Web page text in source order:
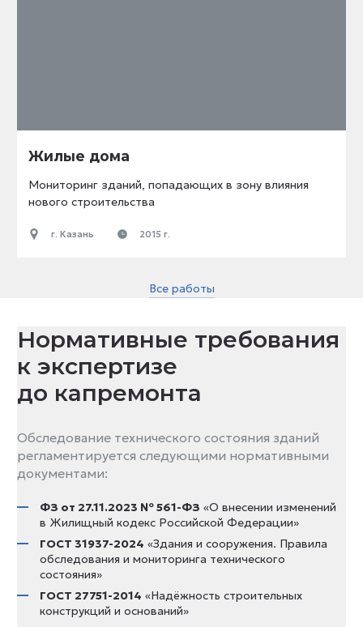
Жилые дома
Мониторинг зданий, попадающих в зону влияния
нового строительства
г. Казань 2015 г.
Все работы
Нормативные требования
к экспертизе
до капремонта
Обследование технического состояния зданий
регламентируется следующими нормативными
документами:
ФЗ от 27.11.2023 № 561-ФЗ «О внесении изменений
в Жилищный кодекс Российской Федерации»
ГОСТ 31937-2024 «Здания и сооружения. Правила
обследования и мониторинга технического
состояния»
ГОСТ 27751-2014 «Надёжность строительных
конструкций и оснований»